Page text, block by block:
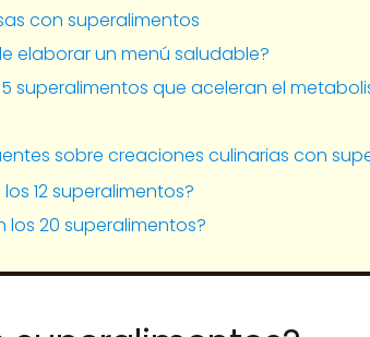
con superalimentos
elaborar un menú saludable?
superalimentos que aceleran el
sobre creaciones culinarias con
12 superalimentos?
los 20 superalimentos?